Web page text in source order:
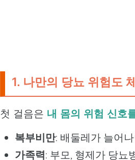
1. 나만의 당뇨 위험도
첫 걸음은 내 몸의 위험 신호
복부비만: 배둘레가 늘어
가족력: 부모, 형제가 당뇨